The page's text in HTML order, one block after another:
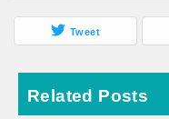
Tweet
Related Posts